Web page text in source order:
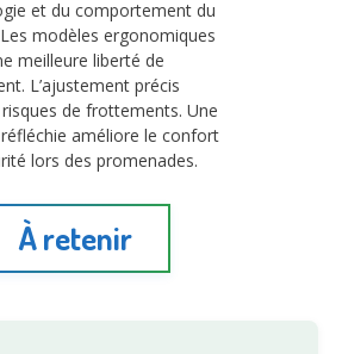
et du comportement du
Les modèles ergonomiques
meilleure liberté de
L’ajustement précis
de frottements. Une
améliore le confort
lors des promenades.
À retenir